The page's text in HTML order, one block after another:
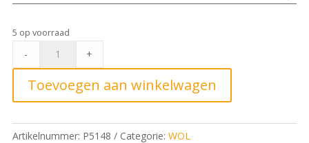
5 op voorraad
Noir*
- +
Toevoegen aan winkelwagen
Artikelnummer: P5148 Categorie: WOL